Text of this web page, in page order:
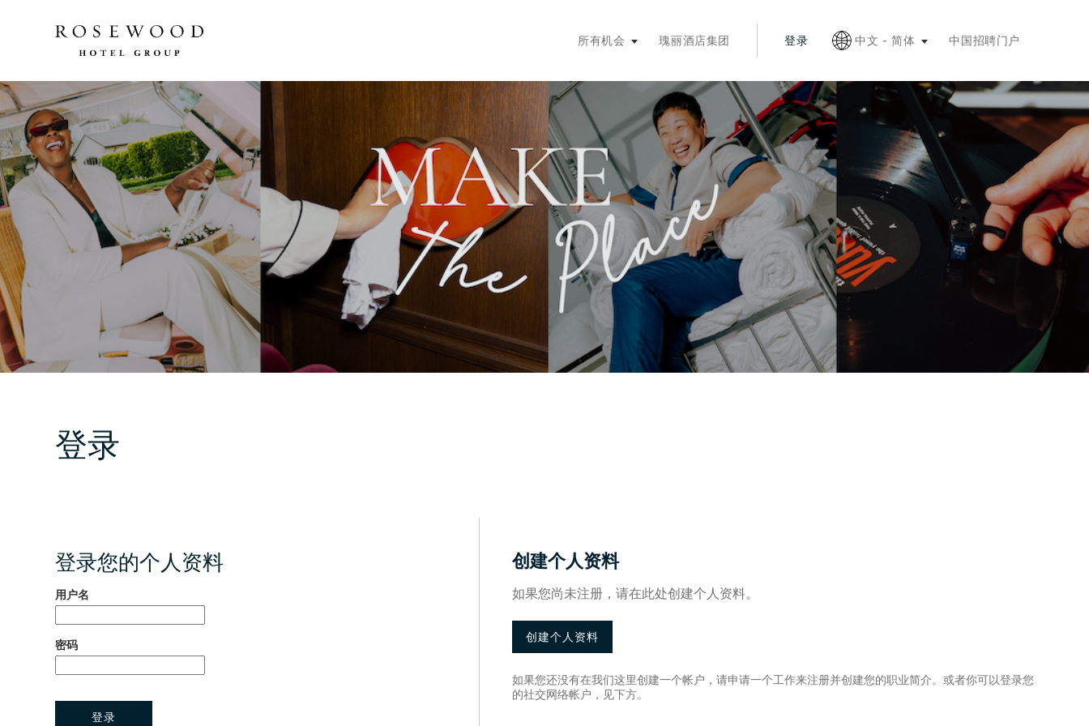
所有机会 瑰丽酒店集团 登录 中文 - 简体 中国招聘门户
登录
登录您的个人资料
用户名
密码
登录
创建个人资料
如果您尚未注册，请在此处创建个人资料。
创建个人资料
如果您还没有在我们这里创建一个帐户，请申请一个工作来注册并创建您的职业简介。或者你可以登录您
的社交网络帐户，见下方。